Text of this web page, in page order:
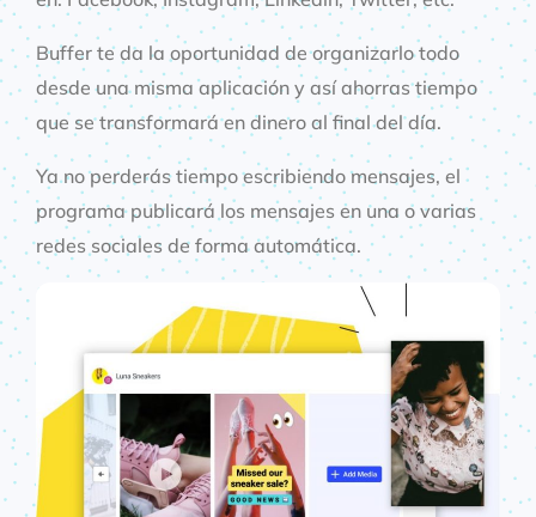
Buffer te da la oportunidad de organizarlo todo
desde una misma aplicación y así ahorras tiempo
que se transformará en dinero al final del día.
Ya no perderás tiempo escribiendo mensajes, el
programa publicará los mensajes en una o varias
redes sociales de forma automática.